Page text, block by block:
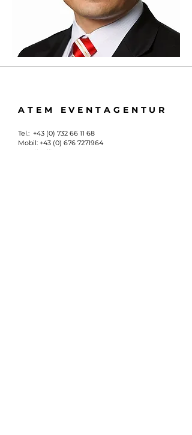
ATEM EVENTAGENTUR
Tel.: +43 (0) 732 66 11 68
Mobil: +43 (0) 676 7271964
E-Mail:
office@atem-events.at